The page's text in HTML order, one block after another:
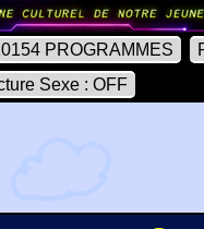
PROGRAMMES
Sexe : OFF